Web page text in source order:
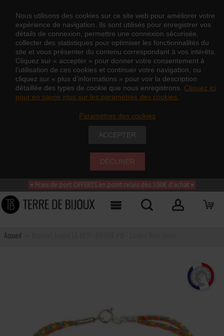
Nous utilisons des cookies sur ce site web pour améliorer votre
expérience de navigation. Ils sont utilisés pour enregistrer vos
détails de connexion, permettre une connexion sécurisée,
collecter des statistiques pour optimiser les fonctionnalités du
site et vous présenter du contenu correspondant à vos intérêts.
Cliquez sur « accepter » pour donner votre consentement à
l’utilisation de ces cookies et continuer votre navigation, ou
cliquez sur « plus d’informations » pour voir la description
détaillée des types de cookie que nous enregistrons. Cliquez ici
pour en savoir plus sur les paramètres des cookies.
Paramètres des cookies
ACCEPTER
DÉCLINER
♥ Frais de port OFFERTS en point relais dès 100€ d'achat ♥
Accueil